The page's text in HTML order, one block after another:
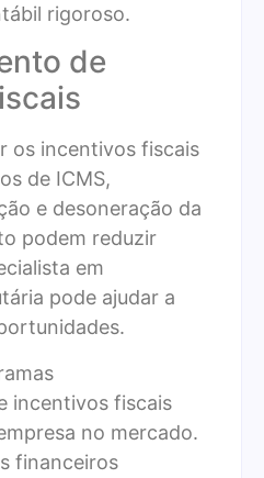
rigoroso.
de
os incentivos fiscais
de ICMS,
e desoneração da
podem reduzir
em
pode ajudar a
incentivos fiscais
no mercado.
financeiros